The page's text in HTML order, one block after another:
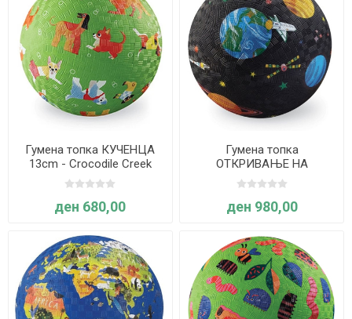
Гумена топка КУЧЕНЦА
13cm - Crocodile Creek
ден 680,00
Гумена топка
ОТКРИВАЊЕ НА
ВСЕЛЕНАТА 18cm -
Crocodile Creek
ден 980,00